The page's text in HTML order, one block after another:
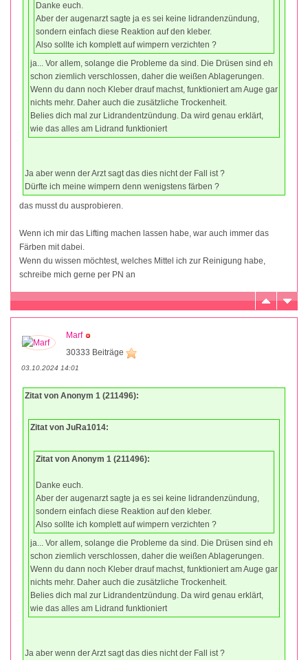
Danke euch.
Aber der augenarzt sagte ja es sei keine lidrandenzündung,
sondern einfach diese Reaktion auf den kleber.
Also sollte ich komplett auf wimpern verzichten ?
ja... Vor allem, solange die Probleme da sind. Die Drüsen sind eh
schon ziemlich verschlossen, daher die weißen Ablagerungen.
Wenn du dann noch Kleber drauf machst, funktioniert am Auge gar
nichts mehr. Daher auch die zusätzliche Trockenheit.
Belies dich mal zur Lidrandentzündung. Da wird genau erklärt,
wie das alles am Lidrand funktioniert
Ja aber wenn der Arzt sagt das dies nicht der Fall ist ?
Dürfte ich meine wimpern denn wenigstens färben ?
das musst du ausprobieren.
Wenn ich mir das Lifting machen lassen habe, war auch immer das
Färben mit dabei.
Wenn du wissen möchtest, welches Mittel ich zur Reinigung habe,
schreibe mich gerne per PN an
Marf
30333 Beiträge
03.10.2024 14:01
Zitat von Anonym 1 (211496):
Zitat von JuRa1014:
Zitat von Anonym 1 (211496):
Danke euch.
Aber der augenarzt sagte ja es sei keine lidrandenzündung,
sondern einfach diese Reaktion auf den kleber.
Also sollte ich komplett auf wimpern verzichten ?
ja... Vor allem, solange die Probleme da sind. Die Drüsen sind eh
schon ziemlich verschlossen, daher die weißen Ablagerungen.
Wenn du dann noch Kleber drauf machst, funktioniert am Auge gar
nichts mehr. Daher auch die zusätzliche Trockenheit.
Belies dich mal zur Lidrandentzündung. Da wird genau erklärt,
wie das alles am Lidrand funktioniert
Ja aber wenn der Arzt sagt das dies nicht der Fall ist ?